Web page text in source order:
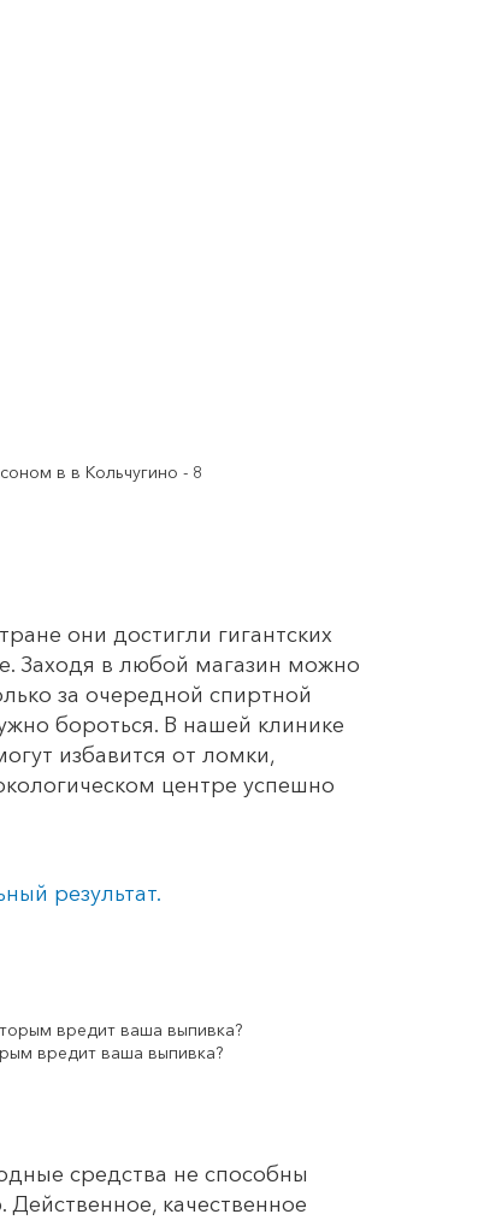
они достигли гигантских
Заходя в любой магазин можно
за очередной спиртной
бороться. В нашей клинике
избавится от ломки,
центре успешно
результат.
вредит ваша выпивка?
средства не способны
качественное